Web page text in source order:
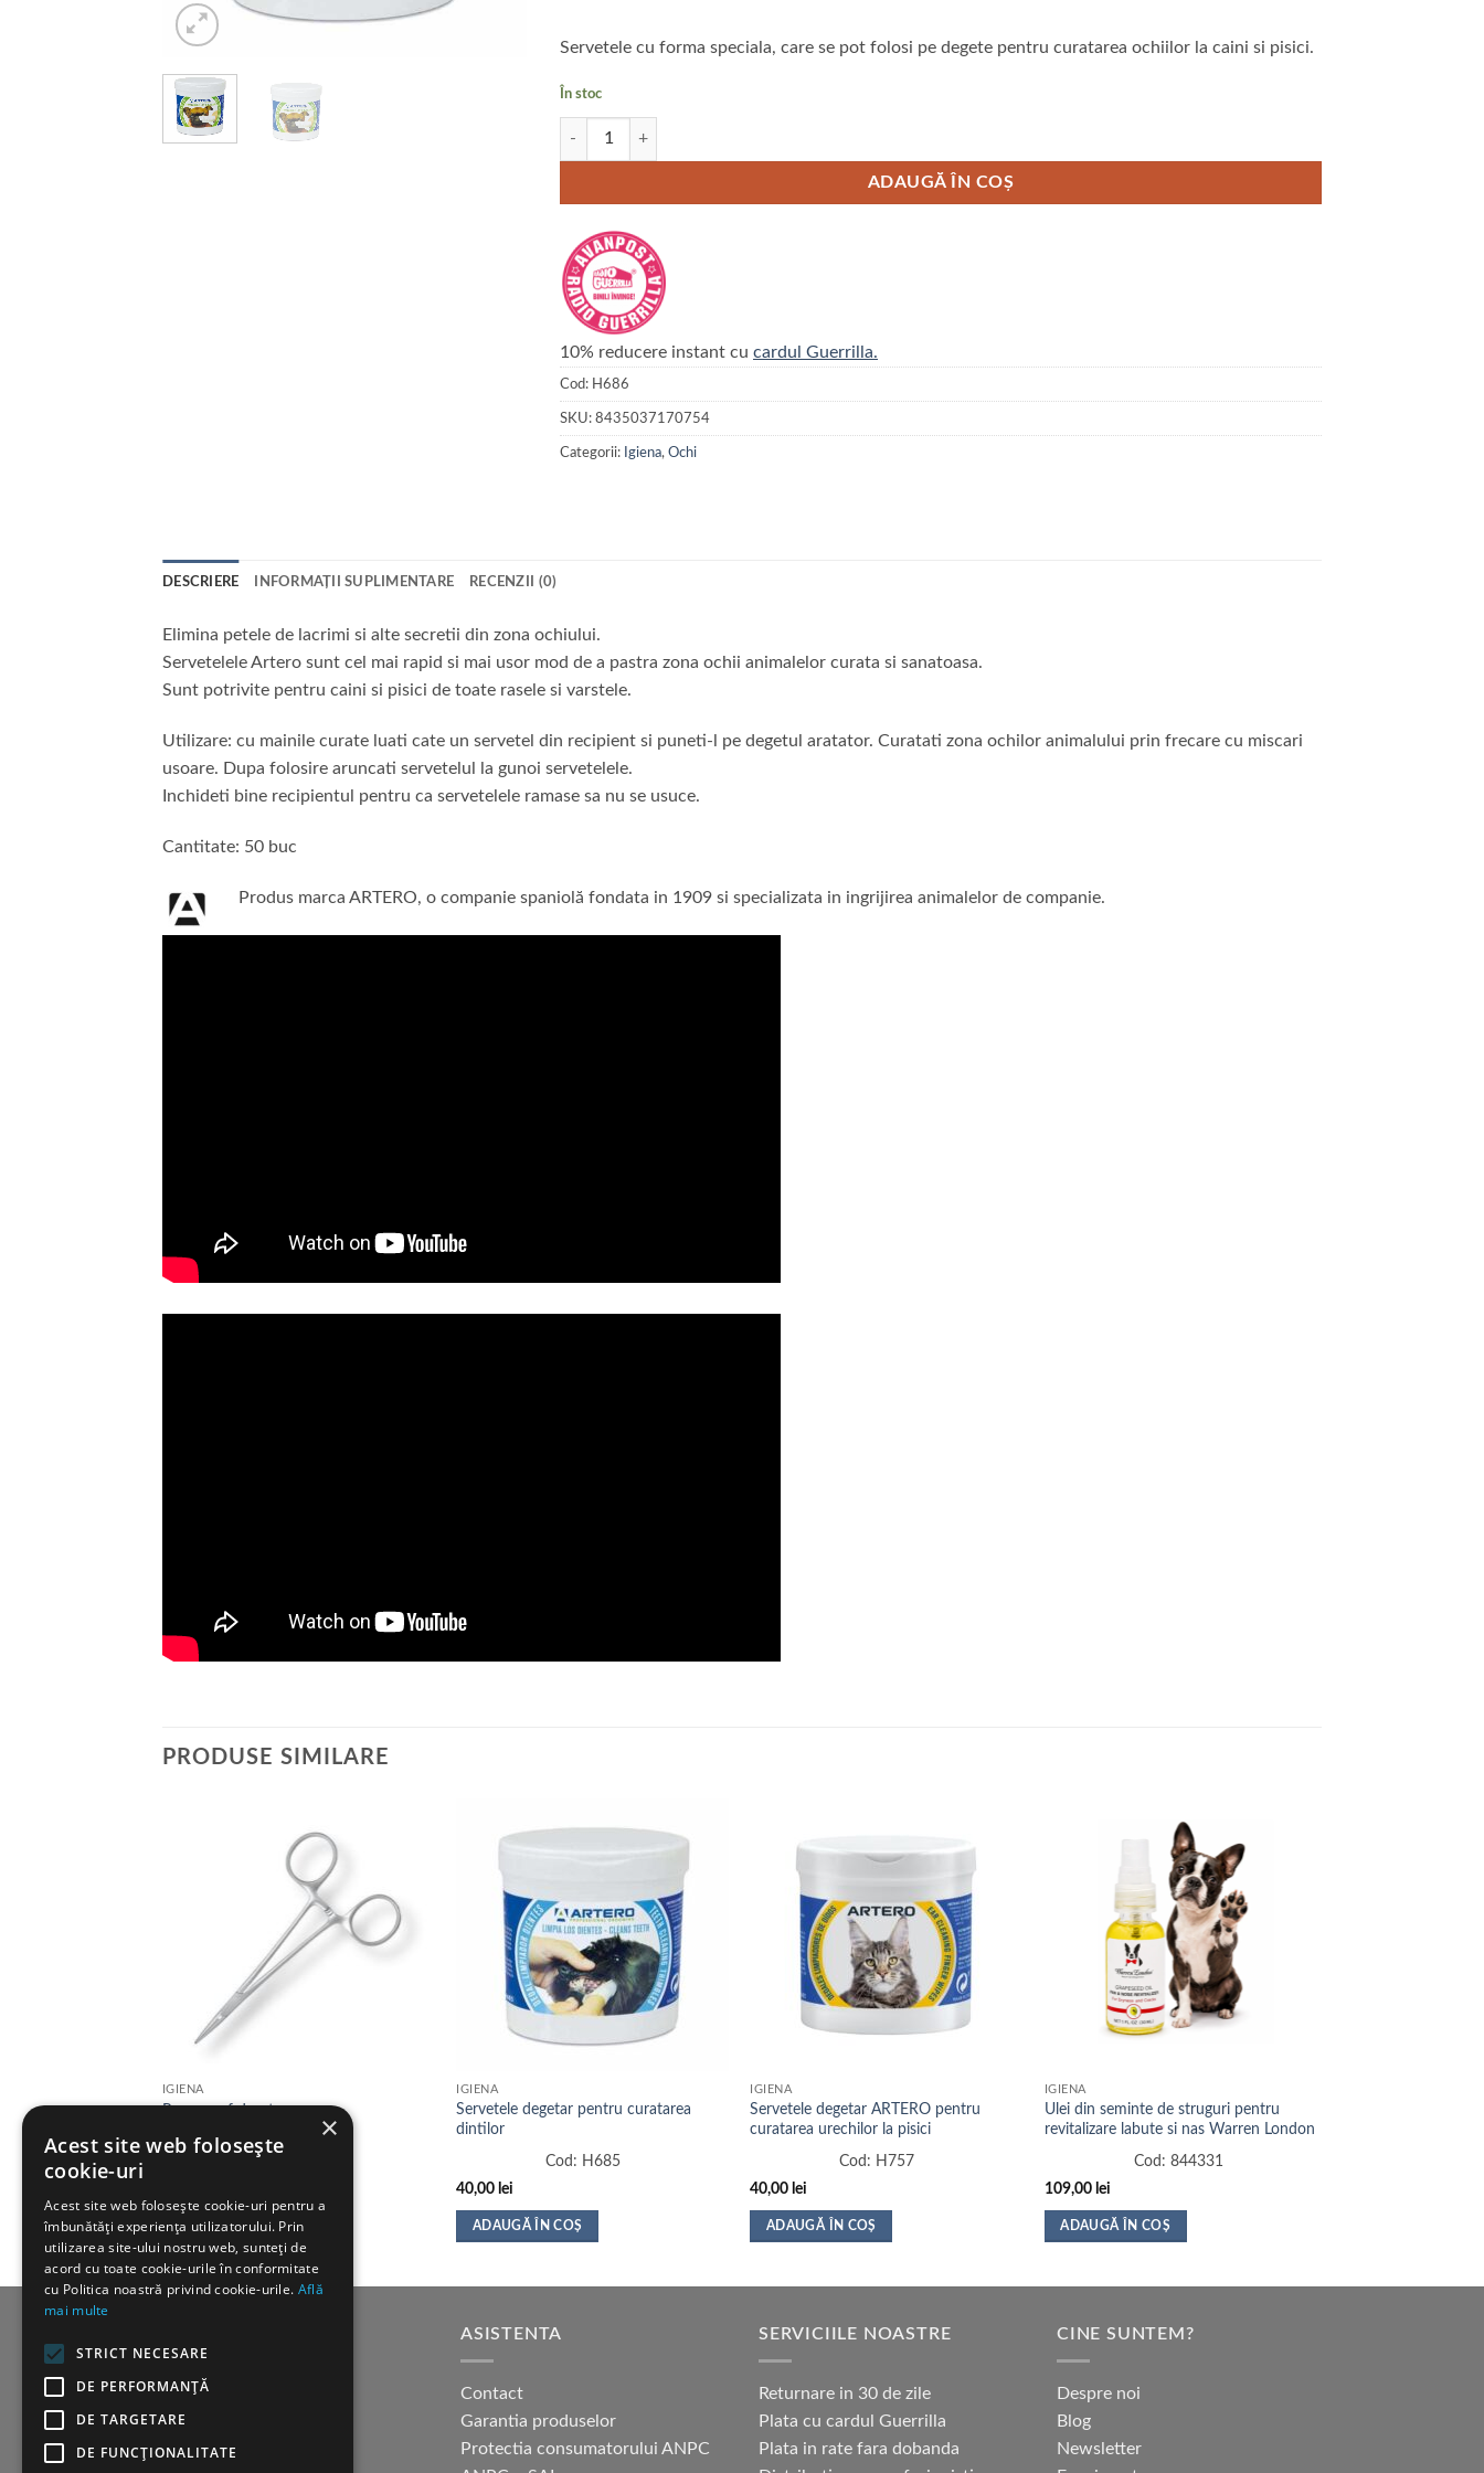
Servetele cu forma speciala, care se pot folosi pe degete pentru curatarea ochiilor la caini si pisici.
În stoc
Cantitate Servetele degetar pentru curatarea ochilor
ADAUGĂ ÎN COȘ
10% reducere instant cu cardul Guerrilla.
Cod: H686
SKU: 8435037170754
Categorii: Igiena, Ochi
DESCRIERE INFORMAȚII SUPLIMENTARE RECENZII (0)
Elimina petele de lacrimi si alte secretii din zona ochiului.
Servetelele Artero sunt cel mai rapid si mai usor mod de a pastra zona ochii animalelor curata si sanatoasa.
Sunt potrivite pentru caini si pisici de toate rasele si varstele.
Utilizare: cu mainile curate luati cate un servetel din recipient si puneti- l pe degetul aratator. Curatati zona ochilor animalului prin frecare cu miscari
usoare. Dupa folosire aruncati servetelul la gunoi servetelele.
Inchideti bine recipientul pentru ca servetelele ramase sa nu se usuce.
Cantitate: 50 buc
Produs marca ARTERO, o companie spaniolă fondata in 1909 si specializata in ingrijirea animalelor de companie.
PRODUSE SIMILARE
IGIENA
Pensa varf drept
Cod:
ADAUGĂ ÎN COȘ
IGIENA
Servetele degetar pentru curatarea
dintilor
Cod: H685
40,00 lei
ADAUGĂ ÎN COȘ
IGIENA
Servetele degetar ARTERO pentru
curatarea urechilor la pisici
Cod: H757
40,00 lei
ADAUGĂ ÎN COȘ
IGIENA
Ulei din seminte de struguri pentru
revitalizare labute si nas Warren London
Cod: 844331
109,00 lei
ADAUGĂ ÎN COȘ
X-MINT
Cum cumpar?
Modalitati de plata
Termeni si conditii
ASISTENTA
Contact
Garantia produselor
Protectia consumatorului ANPC
SERVICIILE NOASTRE
Returnare in 30 de zile
Plata cu cardul Guerrilla
Plata in rate fara dobanda
CINE SUNTEM?
Despre noi
Blog
Newsletter
×
Acest site web folosește
cookie-uri
Acest site web folosește cookie-uri pentru a
îmbunătăți experiența utilizatorului. Prin
utilizarea site-ului nostru web, sunteți de
acord cu toate cookie-urile în conformitate
cu Politica noastră privind cookie-urile. Află
mai multe
STRICT NECESARE
DE PERFORMANȚĂ
DE TARGETARE
DE FUNCŢIONALITATE